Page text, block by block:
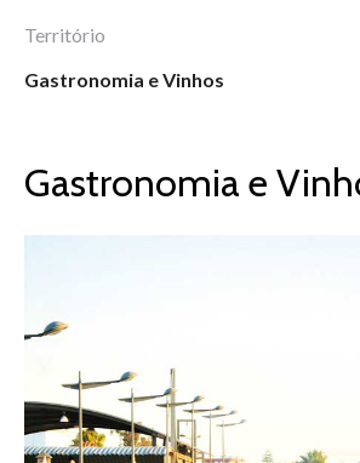
Território
Gastronomia e Vinhos
Gastronomia e